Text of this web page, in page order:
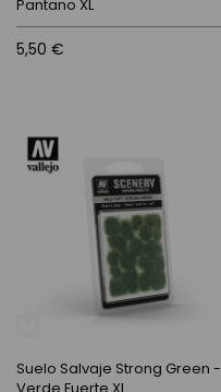
Pantano XL
5,50 €
Suelo Salvaje Strong Green -